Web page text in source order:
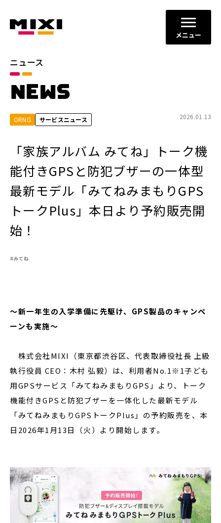
メニュー
ニュース
NEWS
ORNG サービスニュース 2026.01.13
「家族アルバム みてね」トーク機
能付きGPSと防犯ブザーの一体型
最新モデル「みてねみまもりGPS
トークPlus」本日より予約販売開
始！
#みてね
～新一年生の入学準備に先駆け、GPS製品のキャンペ
ーンも実施～
株式会社MIXI（東京都渋谷区、代表取締役社長 上級
執行役員 CEO：木村 弘毅）は、利用者No.1※1子ども
用GPSサービス「みてねみまもりGPS」より、トーク
機能付きGPSと防犯ブザーを一体化した最新モデル
「みてねみまもりGPSトークPlus」の予約販売を、本
日2026年1月13日（火）より開始します。
カテゴリ
お知らせ
2026年 2025年